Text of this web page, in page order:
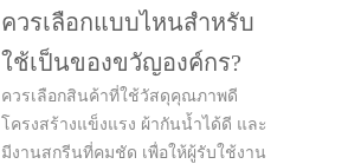
ควรเลือกแบบไหนสำหรับ
ใช้เป็นของขวัญองค์กร?
ควรเลือกสินค้าที่ใช้วัสดุคุณภาพดี
โครงสร้างแข็งแรง ผ้ากันน้ำได้ดี และ
มีงานสกรีนที่คมชัด เพื่อให้ผู้รับใช้งาน